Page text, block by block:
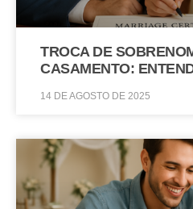
TROCA DE
CASAMENTO:
14 DE AGOSTO DE 2025